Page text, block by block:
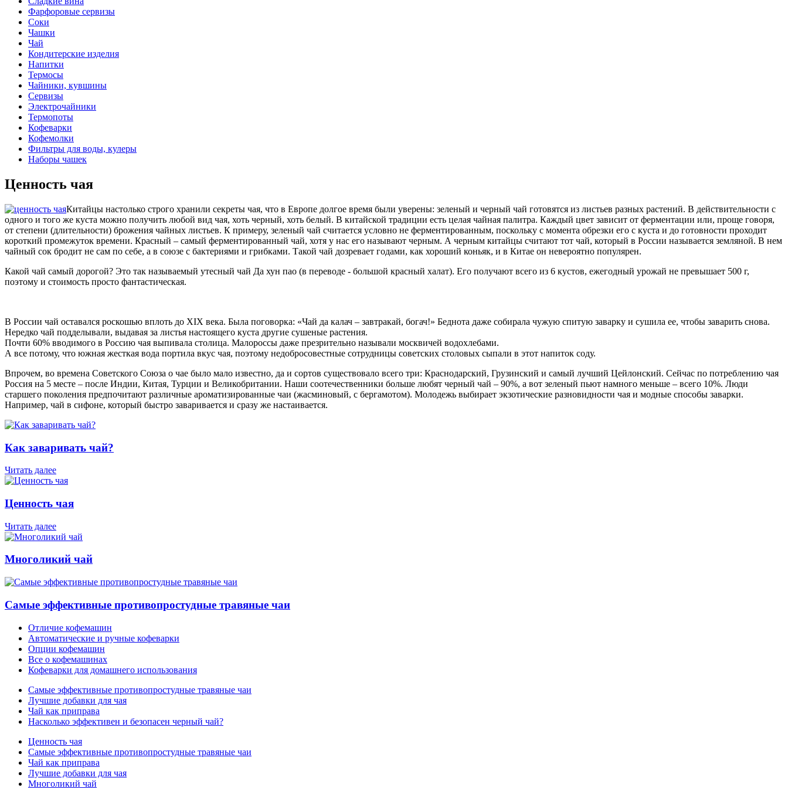
Фарфоровые сервизы
Соки
Чашки
Чай
Кондитерские изделия
Напитки
Термосы
Чайники, кувшины
Сервизы
Электрочайники
Термопоты
Кофеварки
Кофемолки
Фильтры для воды, кулеры
Наборы чашек
Ценность чая
Китайцы настолько строго хранили секреты чая, что в Европе долгое время были уверены: зеленый и черный чай готовятся из листьев разных растений. В действительности с
одного и того же куста можно получить любой вид чая, хоть черный, хоть белый. В китайской традиции есть целая чайная палитра. Каждый цвет зависит от ферментации или, проще говоря,
от степени (длительности) брожения чайных листьев. К примеру, зеленый чай считается условно не ферментированным, поскольку с момента обрезки его с куста и до готовности проходит
короткий промежуток времени. Красный – самый ферментированный чай, хотя у нас его называют черным. А черным китайцы считают тот чай, который в России называется земляной. В нем
чайный сок бродит не сам по себе, а в союзе с бактериями и грибками. Такой чай дозревает годами, как хороший коньяк, и в Китае он невероятно популярен.
Какой чай самый дорогой? Это так называемый утесный чай Да хун пао (в переводе - большой красный халат). Его получают всего из 6 кустов, ежегодный урожай не превышает 500 г,
поэтому и стоимость просто фантастическая.
В России чай оставался роскошью вплоть до XIX века. Была поговорка: «Чай да калач – завтракай, богач!» Беднота даже собирала чужую спитую заварку и сушила ее, чтобы заварить снова.
Нередко чай подделывали, выдавая за листья настоящего куста другие сушеные растения.
Почти 60% вводимого в Россию чая выпивала столица. Малороссы даже презрительно называли москвичей водохлебами.
А все потому, что южная жесткая вода портила вкус чая, поэтому недобросовестные сотрудницы советских столовых сыпали в этот напиток соду.
Впрочем, во времена Советского Союза о чае было мало известно, да и сортов существовало всего три: Краснодарский, Грузинский и самый лучший Цейлонский. Сейчас по потреблению чая
Россия на 5 месте – после Индии, Китая, Турции и Великобритании. Наши соотечественники больше любят черный чай – 90%, а вот зеленый пьют намного меньше – всего 10%. Люди
старшего поколения предпочитают различные ароматизированные чаи (жасминовый, с бергамотом). Молодежь выбирает экзотические разновидности чая и модные способы заварки.
Например, чай в сифоне, который быстро заваривается и сразу же настаивается.
Как заваривать чай?
Читать далее
Ценность чая
Читать далее
Многоликий чай
Самые эффективные противопростудные травяные чаи
Отличие кофемашин
Автоматические и ручные кофеварки
Опции кофемашин
Все о кофемашинах
Кофеварки для домашнего использования
Самые эффективные противопростудные травяные чаи
Лучшие добавки для чая
Чай как приправа
Насколько эффективен и безопасен черный чай?
Ценность чая
Самые эффективные противопростудные травяные чаи
Чай как приправа
Лучшие добавки для чая
Многоликий чай